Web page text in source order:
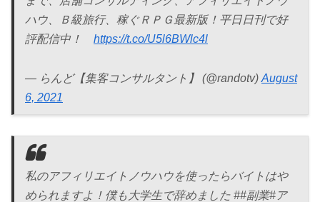
ハウ、Ｂ級旅行、稼ぐＲＰＧ最新版！平日日刊で好
評配信中！ https://t.co/U5l6BWlc4l
— らんど【集客コンサルタント】 (@randotv) August
6, 2021
私のアフィリエイトノウハウを使ったらバイトはや
められますよ！僕も大学生で辞めました ##副業#ア